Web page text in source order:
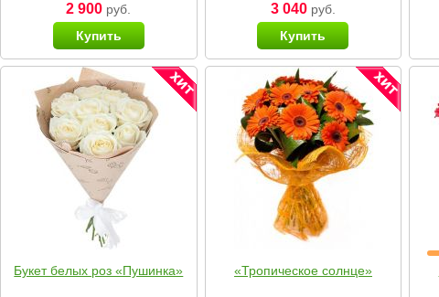
2 900 руб.
Купить
3 040руб.
Купить
Букет белых роз «Пушинка» «Тропическое солнце»